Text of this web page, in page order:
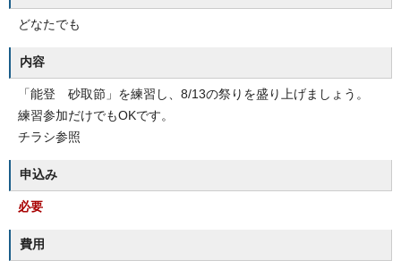
どなたでも
内容
「能登 砂取節」を練習し、8/13の祭りを盛り上げましょう。
練習参加だけでもOKです。
チラシ参照
申込み
必要
費用